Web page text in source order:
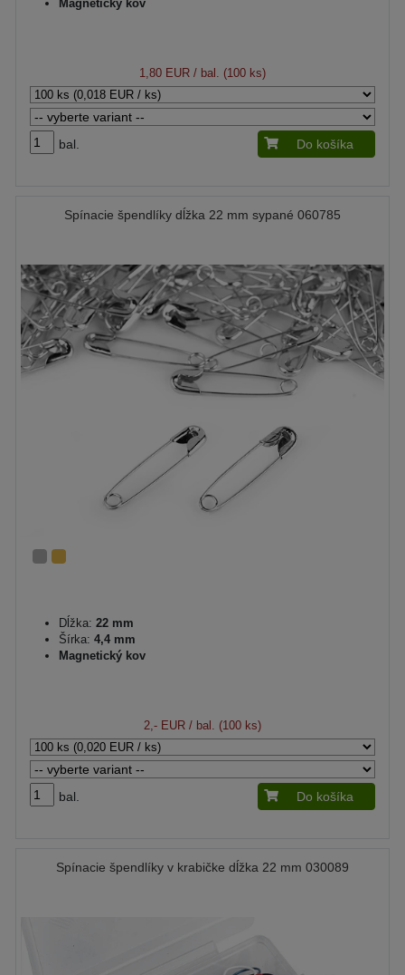
Magnetický kov
1,80 EUR / bal. (100 ks)
bal. Do košíka
Spínacie špendlíky dĺžka 22 mm sypané 060785
Dĺžka: 22 mm
Šírka: 4,4 mm
Magnetický kov
2,- EUR / bal. (100 ks)
bal. Do košíka
Spínacie špendlíky v krabičke dĺžka 22 mm 030089